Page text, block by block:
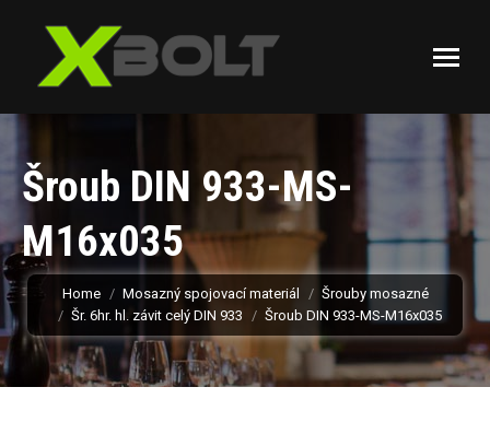
Šroub DIN 933-MS-
M16x035
You are here:
Home Mosazný spojovací materiál
Šrouby mosazné
Šr. 6hr. hl. závit celý DIN 933
Šroub DIN 933-MS-M16x035